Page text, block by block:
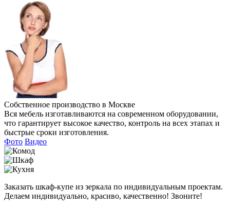
Собственное производство в Москве
Вся мебель изготавливаются на современном оборудовании,
что гарантирует высокое качество, контроль на всех этапах и
быстрые сроки изготовления.
Фото Видео
Заказать шкаф-купе из зеркала по индивидуальным проектам.
Делаем индивидуально, красиво, качественно! Звоните!